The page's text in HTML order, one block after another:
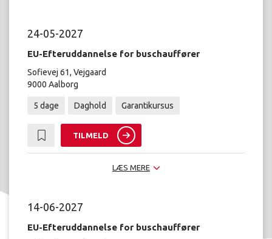
24-05-2027
EU-Efteruddannelse for buschauffører
Sofievej 61, Vejgaard
9000 Aalborg
5 dage Daghold Garantikursus
TILMELD
LÆS MERE
14-06-2027
EU-Efteruddannelse for buschauffører